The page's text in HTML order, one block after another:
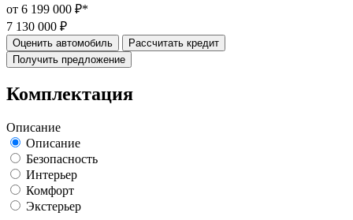
от 6 199 000 ₽*
7 130 000 ₽
Оценить автомобиль
Рассчитать кредит
Получить предложение
Комплектация
Описание
Описание
Безопасность
Интерьер
Комфорт
Экстерьер